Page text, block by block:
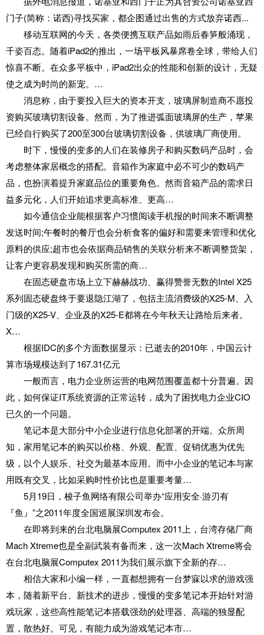
门子(简称：诺西)寻找买家，都企图通过出售的方式放弃诺西...
移动互联网的今天，各类便携互联产品如雨后春笋般涌现，
千姿百态。随着iPad2的推出，一场平板风暴席卷全球，带给人们
惊喜不断。在众多平板中，iPad2出众的性能和创新的设计，无疑
使之成为时尚的新宠。…
消息称，由于要投入巨大的资本开支，玻璃屏制造商不愿投
资购买玻璃切割设备。然而，为了推进弧面玻璃屏的生产，苹果
已经自行购买了200至300台玻璃切割设备，供玻璃厂商使用。
时下，慢慢的变多的人们在装修房子和购买数码产品时，会
考虑整体家居概念的搭配。音箱作为家庭中必不可少的数码产
品，也扮演着提升家庭品位的重要角色。然而音箱产品的需求日
益多元化，人们开始追求更高标准、更高…
如今通信企业能根据客户习惯阅读手机报的时间来不断调整
发送时间;午餐时的餐厅也会分析食客的偏好和需要来管理和优化
原料的供应;超市也会依据商品销售的关联分析来不断调整货架，
让客户更容易发现和购买所需的商…
在固态硬盘市场上立下赫赫战功、赢得赞誉无数的Intel X25
系列固态硬盘终于要退隐江湖了，包括主流消费级的X25-M、入
门级的X25-V、企业及的X25-E都将在今年秋天让路给后来者。
X…
根据IDC的多个方面数据显示：已逝去的2010年，中国云计
算市场规模达到了167.31亿元
一般而言，电力企业所运营的电网范围覆盖都十分普遍。因
此，如何保证IT系统资源的正常运转，成为了困扰电力企业CIO
已久的一个问题。
笔记本是大部分中小企业进行信息化部署的开端。众所周
知，家用笔记本的购买以价格、外观、配置、促销优惠为优先
级，以个人娱乐、社交为最基本应用。而中小企业的笔记本与家
用既有交叉，比如采购时性价比也是重要考量…
5月19日，梭子鱼网络有限公司举办“应用安全·游刃有
『鱼』”之2011年度全国巡展深圳发布会。
在即将到来的台北电脑展Computex 2011上，台湾存储厂商
Mach Xtreme也是全副武装有备而来，这一次Mach Xtreme将会
在台北电脑展Computex 2011为我们展示旗下全新的存…
相信大家和小编一样，一直都想拥有一台梦寐以求的游戏强
本，随着新平台、新技术的进步，慢慢的变多笔记本开始针对游
戏玩家，这些高性能笔记本搭载强劲的处理器、高端的独显配
置，散热好。可见，有能力成为游戏笔记本市…